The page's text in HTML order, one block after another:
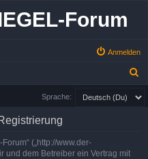
Forum
Anmelden
Sprache:
(„http://www.der-
und dem Betreiber ein Vertrag mit